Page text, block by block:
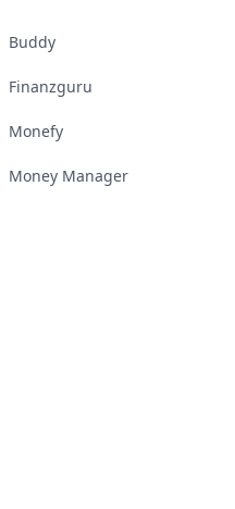
Buddy
Finanzguru
Monefy
Money Manager